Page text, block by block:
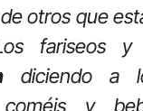
otros que
fariseos y
diciendo a
y